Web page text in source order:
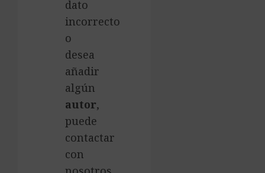
dato
incorrecto
o
desea
añadir
algún
autor,
puede
contactar
con